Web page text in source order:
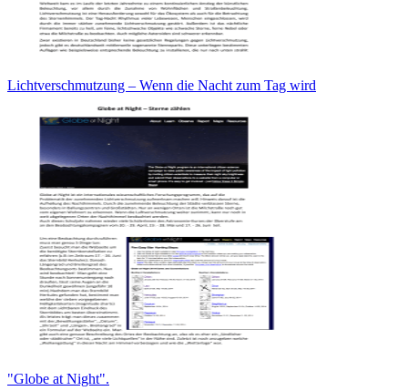
Lichtverschmutzung – Wenn die Nacht zum Tag wird
"Globe at Night".